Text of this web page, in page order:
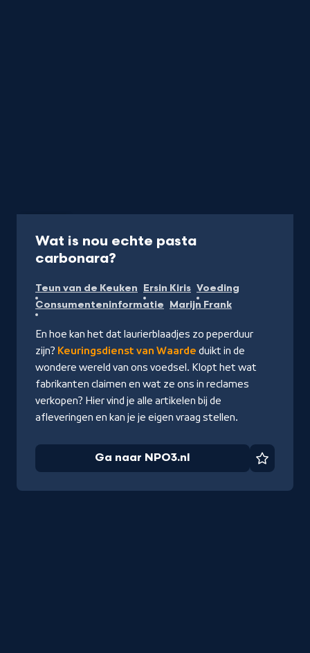
Wat is nou echte pasta
carbonara?
naar
NPO3.nl
Teun van de Keuken Ersin Kiris Voeding
Consumenteninformatie Marijn Frank
En hoe kan het dat laurierblaadjes zo peperduur
zijn? Keuringsdienst van Waarde duikt in de
wondere wereld van ons voedsel. Klopt het wat
fabrikanten claimen en wat ze ons in reclames
verkopen? Hier vind je alle artikelen bij de
afleveringen en kan je je eigen vraag stellen.
Ga naar NPO3.nl